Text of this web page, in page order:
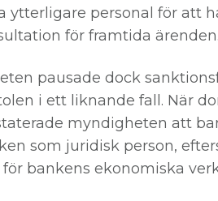
ytterligare personal för att
för framtida ärenden.
pausade dock
i ett liknande fall. När
myndigheten att
som juridisk person,
bankens ekonomiska